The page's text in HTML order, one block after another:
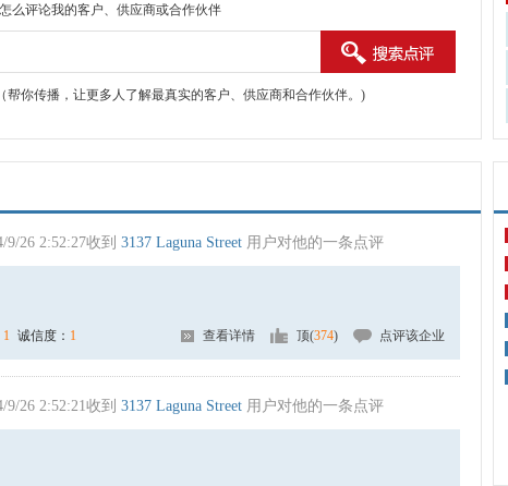
么评论我的客户、供应商或合作伙伴
帮你传播，让更多人了解最真实的客户、供应商和合作伙伴。)
9/26 2:52:27收到 3137 Laguna Street 用户对他的一条点评
1 诚信度： 1 查看详情 顶(374) 点评该企业
9/26 2:52:21收到 3137 Laguna Street 用户对他的一条点评